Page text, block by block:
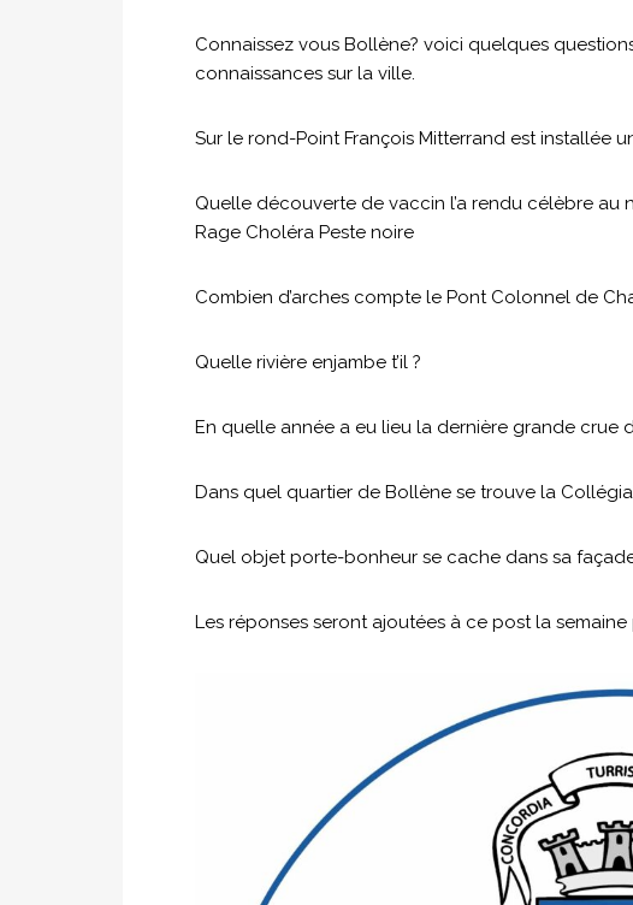
Connaissez vous Bollène? voici quelques
connaissances sur la ville.
Sur le rond-Point François Mitterrand est installée
Quelle découverte de vaccin l’a rendu célèbre au
Rage Choléra Peste noire
Combien d’arches compte le Pont Colonnel de
Quelle rivière enjambe t’il ?
En quelle année a eu lieu la dernière grande crue
Dans quel quartier de Bollène se trouve la
Quel objet porte-bonheur se cache dans sa
Les réponses seront ajoutées à ce post la